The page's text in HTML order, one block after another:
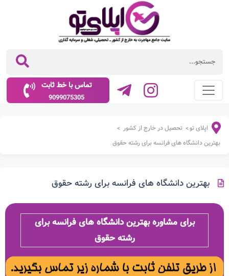
تماس با خط ثابت
9099075305
اپلای تو> تحصیل در خارج از کشور >
بهترین دانشگاه های فرانسه برای رشته حقوق
بهترین دانشگاه های فرانسه برای رشته حقوق
برای مشاوره بهترین دانشگاه های فرانسه برای
رشته حقوق